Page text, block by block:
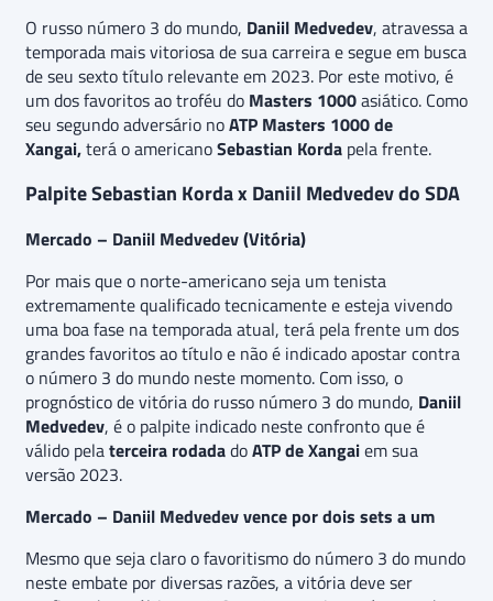
O russo número 3 do mundo, Daniil Medvedev, atravessa a
temporada mais vitoriosa de sua carreira e segue em busca
de seu sexto título relevante em 2023. Por este motivo, é
um dos favoritos ao troféu do Masters 1000asiático. Como
seu segundo adversário noATP Masters 1000 de
Xangai,terá o americanoSebastian Korda pela frente.
Palpite Sebastian Korda x Daniil Medvedev do SDA
Mercado – Daniil Medvedev (Vitória)
Por mais que o norte-americano seja um tenista
extremamente qualificado tecnicamente e esteja vivendo
uma boa fase na temporada atual, terá pela frente um dos
grandes favoritos ao título e não é indicado apostar contra
o número 3 do mundo neste momento. Com isso, o
prognóstico de vitória do russo número 3 do mundo, Daniil
Medvedev, é o palpite indicado neste confronto que é
válido pelaterceira rodadadoATP de Xangaiem sua
versão 2023.
Mercado – Daniil Medvedev vence por dois sets a um
Mesmo que seja claro o favoritismo do número 3 do mundo
neste embate por diversas razões, a vitória deve ser